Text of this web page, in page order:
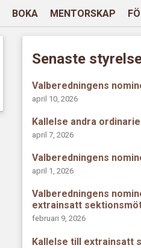
BOKA MENTORSKAP
Senaste
Valberedningens
april 10, 2026
Kallelse andra
april 7, 2026
Valberedningens
april 1, 2026
Valberedningens
extrainsatt
februari 9, 2026
Kallelse till extrainsatt